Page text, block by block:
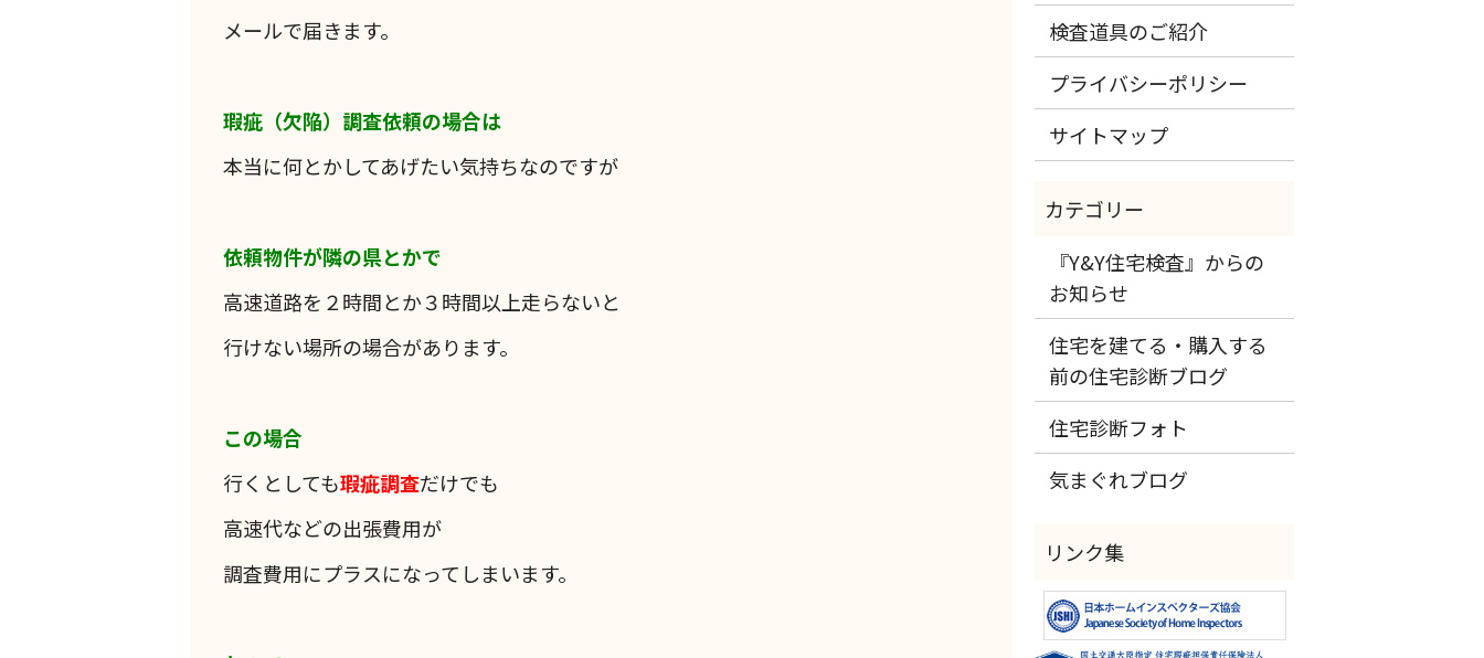
メールで届きます。
瑕疵（欠陥）調査依頼の場合は
本当に何とかしてあげたい気持ちなのですが
依頼物件が隣の県とかで
高速道路を２時間とか３時間以上走らないと
行けない場所の場合があります。
この場合
行くとしても瑕疵調査だけでも
高速代などの出張費用が
調査費用にプラスになってしまいます。
検査道具のご紹介
プライバシーポリシー
サイトマップ
『Y&Y住宅検査』からの
お知らせ
住宅を建てる・購入する
前の住宅診断ブログ
住宅診断フォト
気まぐれブログ